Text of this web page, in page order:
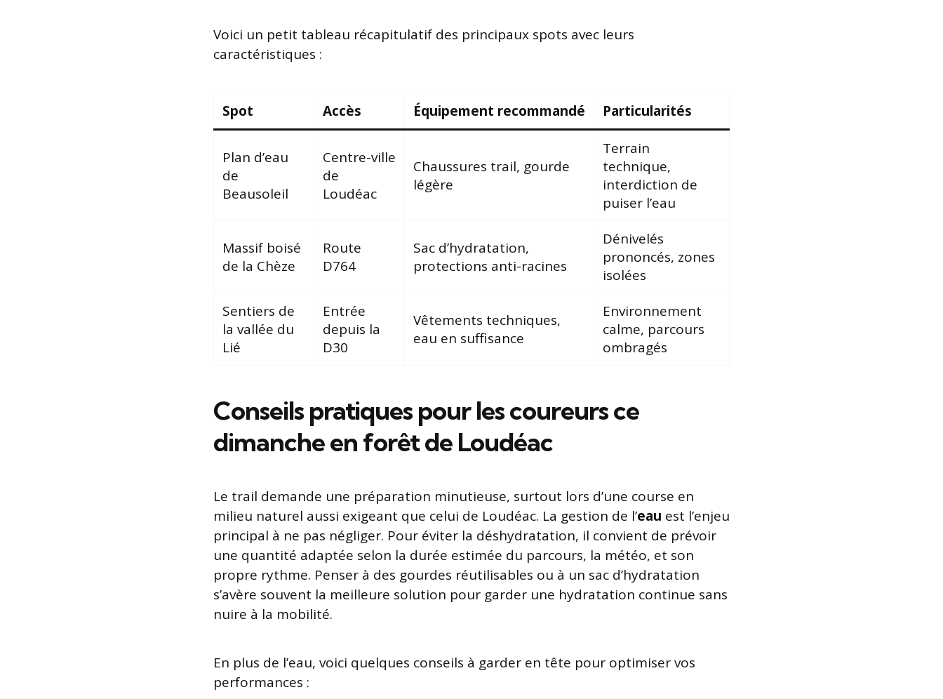
Voici un petit tableau récapitulatif des principaux spots avec leurs
caractéristiques :
Spot Accès Équipement recommandé Particularités
Plan d’eau
de
Beausoleil
Centre-ville
de
Loudéac
Chaussures trail, gourde
légère
Terrain
technique,
interdiction de
puiser l’eau
Massif boisé
de la Chèze
Route
D764
Sac d’hydratation,
protections anti-racines
Dénivelés
prononcés, zones
isolées
Sentiers de
la vallée du
Lié
Entrée
depuis la
D30
Vêtements techniques,
eau en suffisance
Environnement
calme, parcours
ombragés
Conseils pratiques pour les coureurs ce
dimanche en forêt de Loudéac
Le trail demande une préparation minutieuse, surtout lors d’une course en
milieu naturel aussi exigeant que celui de Loudéac. La gestion de l’eau est l’enjeu
principal à ne pas négliger. Pour éviter la déshydratation, il convient de prévoir
une quantité adaptée selon la durée estimée du parcours, la météo, et son
propre rythme. Penser à des gourdes réutilisables ou à un sac d’hydratation
s’avère souvent la meilleure solution pour garder une hydratation continue sans
nuire à la mobilité.
En plus de l’eau, voici quelques conseils à garder en tête pour optimiser vos
performances :